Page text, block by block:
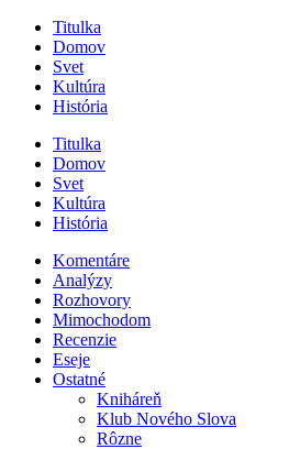
Titulka
Domov
Svet
Kultúra
História
Titulka
Domov
Svet
Kultúra
História
Komentáre
Analýzy
Rozhovory
Mimochodom
Recenzie
Eseje
Ostatné
Kniháreň
Klub Nového Slova
Rôzne